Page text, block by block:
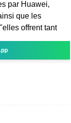
par Huawei,
que les
offrent tant